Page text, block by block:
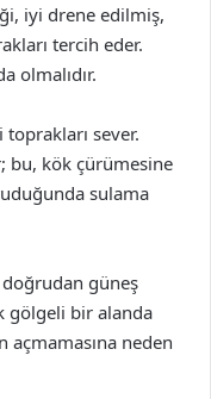
iyi drene edilmiş,
tercih eder.
olmalıdır.
sever.
bu, kök çürümesine
sulama
doğrudan güneş
gölgeli bir alanda
açmamasına neden